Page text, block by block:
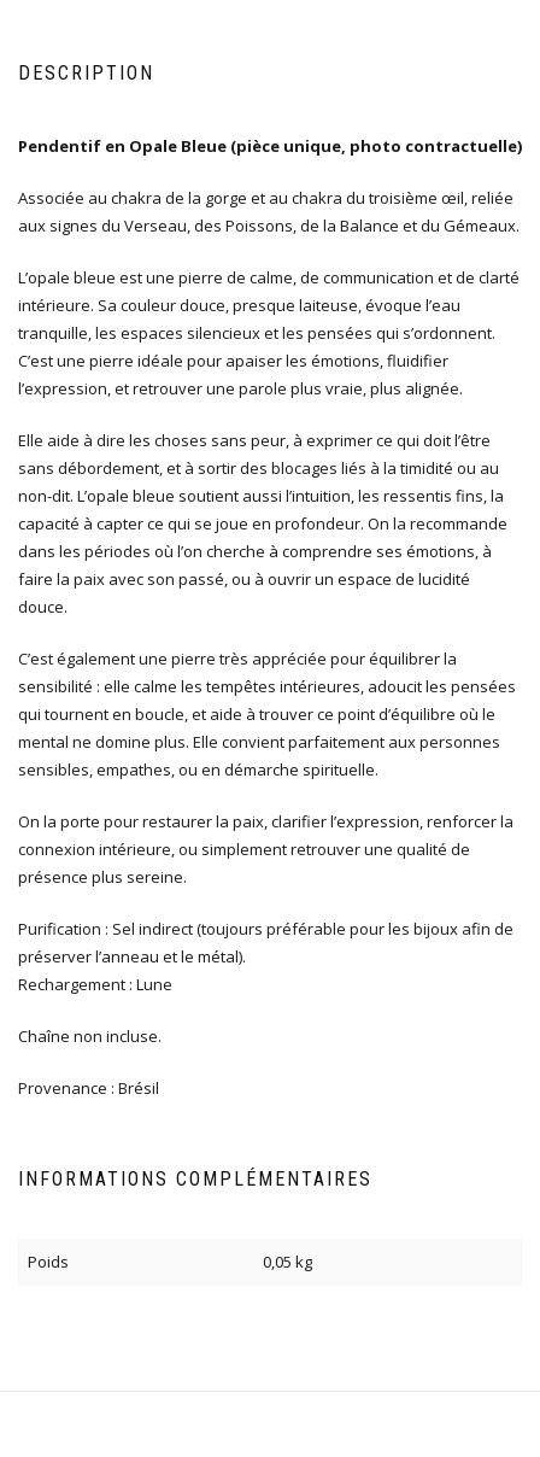
DESCRIPTION
Pendentif en Opale Bleue (pièce unique, photo contractuelle)
Associée au chakra de la gorge et au chakra du troisième œil, reliée
aux signes du Verseau, des Poissons, de la Balance et du Gémeaux.
L’opale bleue est une pierre de calme, de communication et de clarté
intérieure. Sa couleur douce, presque laiteuse, évoque l’eau
tranquille, les espaces silencieux et les pensées qui s’ordonnent.
C’est une pierre idéale pour apaiser les émotions, fluidifier
l’expression, et retrouver une parole plus vraie, plus alignée.
Elle aide à dire les choses sans peur, à exprimer ce qui doit l’être
sans débordement, et à sortir des blocages liés à la timidité ou au
non-dit. L’opale bleue soutient aussi l’intuition, les ressentis fins, la
capacité à capter ce qui se joue en profondeur. On la recommande
dans les périodes où l’on cherche à comprendre ses émotions, à
faire la paix avec son passé, ou à ouvrir un espace de lucidité
douce.
C’est également une pierre très appréciée pour équilibrer la
sensibilité : elle calme les tempêtes intérieures, adoucit les pensées
qui tournent en boucle, et aide à trouver ce point d’équilibre où le
mental ne domine plus. Elle convient parfaitement aux personnes
sensibles, empathes, ou en démarche spirituelle.
On la porte pour restaurer la paix, clarifier l’expression, renforcer la
connexion intérieure, ou simplement retrouver une qualité de
présence plus sereine.
Purification : Sel indirect (toujours préférable pour les bijoux afin de
préserver l’anneau et le métal).
Rechargement : Lune
Chaîne non incluse.
Provenance : Brésil
INFORMATIONS COMPLÉMENTAIRES
Poids 0,05 kg